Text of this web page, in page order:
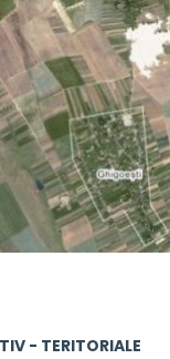
- TERITORIALE